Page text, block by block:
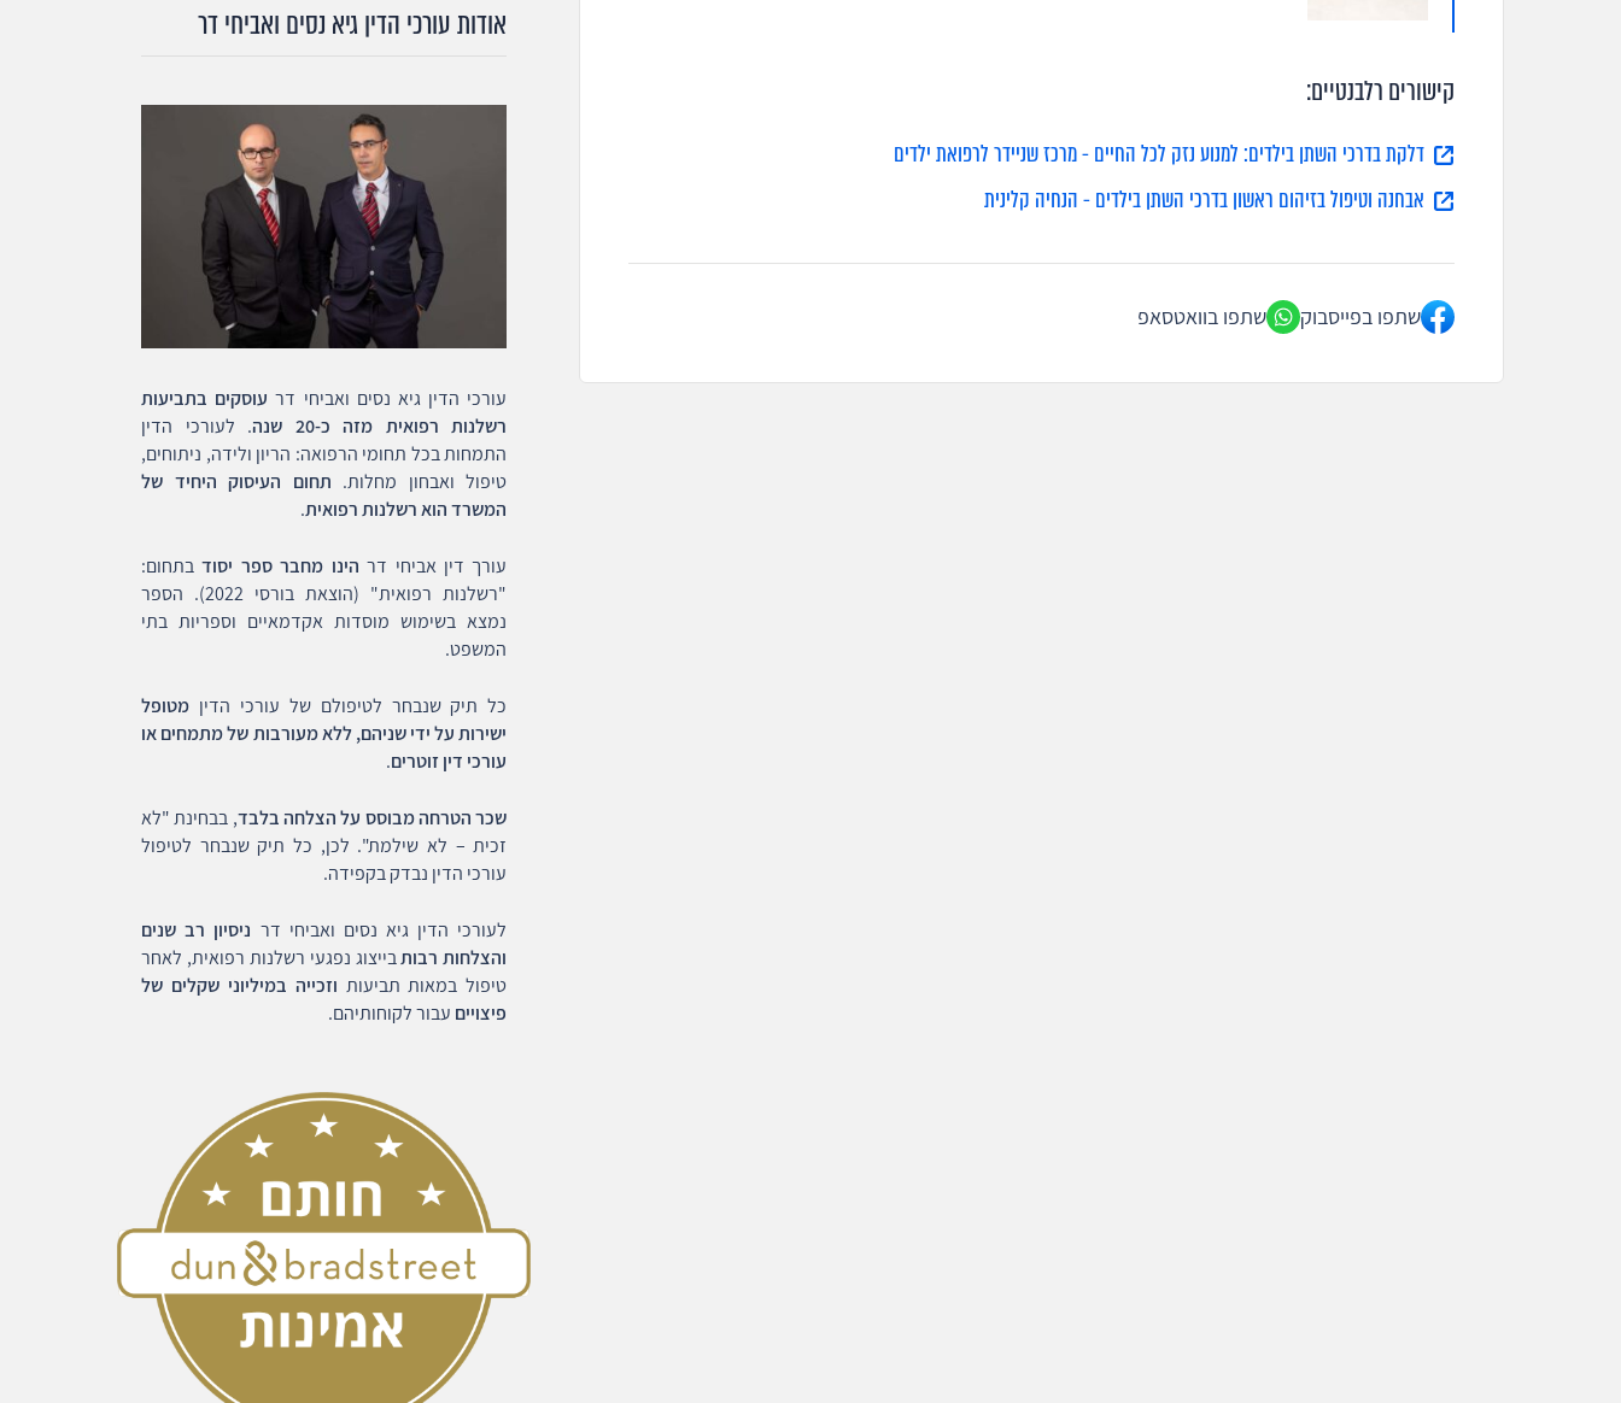
קישורים רלבנטיים:
דלקת בדרכי השתן בילדים: למנוע נזק לכל החיים - מרכז שניידר לרפואת ילדים
אבחנה וטיפול בזיהום ראשון בדרכי השתן בילדים - הנחיה קלינית
שתפו בפייסבוק שתפו בוואטסאפ
אודות עורכי הדין גיא נסים ואביחי דר
עורכי הדין גיא נסים ואביחי דר עוסקים בתביעות
רשלנות רפואית מזה כ-20 שנה
. לעורכי הדין
התמחות בכל תחומי הרפואה: הריון ולידה, ניתוחים,
טיפול ואבחון מחלות. תחום העיסוק היחיד של
המשרד הוא רשלנות רפואית.
עורך דין אביחי דר הינו מחבר ספר יסודבתחום:
"רשלנות רפואית" (הוצאת בורסי 2022). הספר
נמצא בשימוש מוסדות אקדמאיים וספריות בתי
המשפט.
כל תיק שנבחר לטיפולם של עורכי הדין מטופל
ישירות על ידי שניהם, ללא מעורבות של מתמחים או
עורכי דין זוטרים.
שכר הטרחה מבוסס על הצלחה בלבד, בבחינת "לא
זכית – לא שילמת". לכן, כל תיק שנבחר לטיפול
עורכי הדין נבדק בקפידה.
לעורכי הדין גיא נסים ואביחי דר ניסיון רב שנים
והצלחות רבותבייצוג נפגעי רשלנות רפואית, לאחר
טיפול במאות תביעות וזכייה במיליוני שקלים של
פיצויים עבור לקוחותיהם.